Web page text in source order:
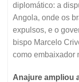
diplomático: a
Angola, onde os
expulsos, e o
bispo Marcelo
como embaixador
Anajure ampliou